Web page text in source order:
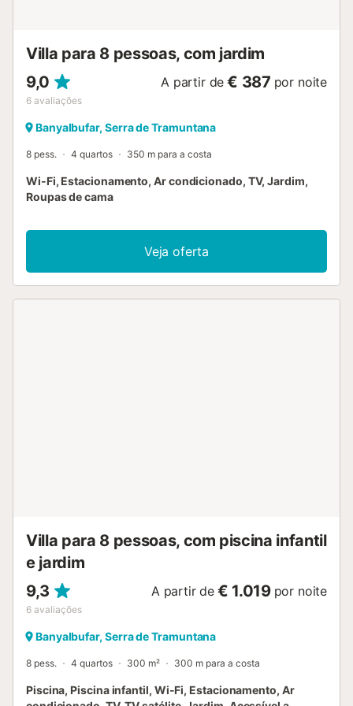
Villa para 8 pessoas, com jardim
9,0
6 avaliações
A partir de € 387 por noite
Banyalbufar, Serra de Tramuntana
8 pess. 4 quartos 350 m para a costa
Wi-Fi, Estacionamento, Ar condicionado, TV, Jardim,
Roupas de cama
Veja oferta
Villa para 8 pessoas, com piscina infantil
e jardim
9,3
6 avaliações
A partir de € 1.019 por noite
Banyalbufar, Serra de Tramuntana
8 pess. 4 quartos 300 m² 300 m para a costa
Piscina, Piscina infantil, Wi-Fi, Estacionamento, Ar